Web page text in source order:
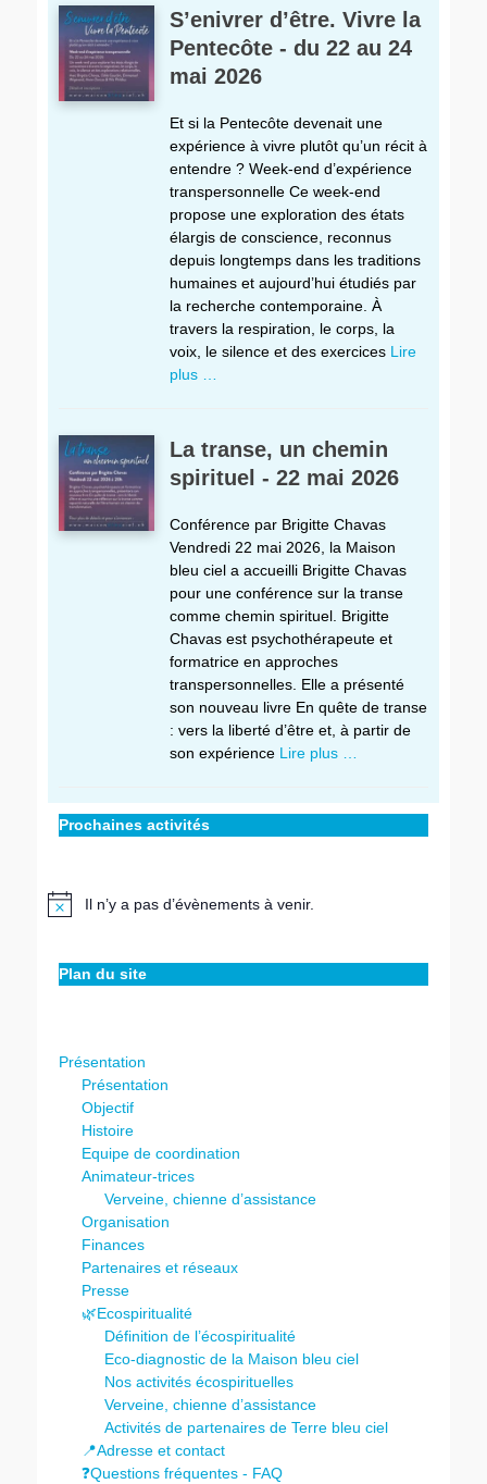
S’enivrer d’être. Vivre la
Pentecôte - du 22 au 24
mai 2026
Et si la Pentecôte devenait une
expérience à vivre plutôt qu’un récit à
entendre ? Week-end d’expérience
transpersonnelle Ce week-end
propose une exploration des états
élargis de conscience, reconnus
depuis longtemps dans les traditions
humaines et aujourd’hui étudiés par
la recherche contemporaine. À
travers la respiration, le corps, la
voix, le silence et des exercices Lire
plus …
La transe, un chemin
spirituel - 22 mai 2026
Conférence par Brigitte Chavas
Vendredi 22 mai 2026, la Maison
bleu ciel a accueilli Brigitte Chavas
pour une conférence sur la transe
comme chemin spirituel. Brigitte
Chavas est psychothérapeute et
formatrice en approches
transpersonnelles. Elle a présenté
son nouveau livre En quête de transe
: vers la liberté d’être et, à partir de
son expérience Lire plus …
Prochaines activités
NoticeIl n’y a pas d’évènements à venir.
Plan du site
Présentation
Présentation
Objectif
Histoire
Equipe de coordination
Animateur-trices
Verveine, chienne d’assistance
Organisation
Finances
Partenaires et réseaux
Presse
🌿Ecospiritualité
Définition de l’écospiritualité
Eco-diagnostic de la Maison bleu ciel
Nos activités écospirituelles
Verveine, chienne d’assistance
Activités de partenaires de Terre bleu ciel
📍Adresse et contact
❓Questions fréquentes - FAQ